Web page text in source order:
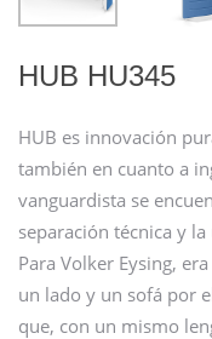
HUB HU345
HUB es innovación
también en cuanto a
vanguardista se
separación técnica y
Para Volker Eysing,
un lado y un sofá por
que, con un mismo